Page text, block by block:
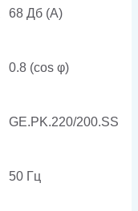
68 Дб (А)
0.8 (cos φ)
GE.PK.220/200.SS
50 Гц